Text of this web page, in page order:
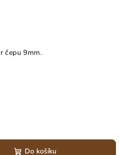
čepu 9mm.
Do košíku